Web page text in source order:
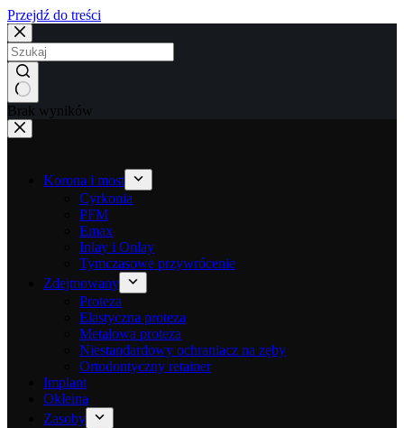
Przejdź do treści
Brak wyników
Korona i most
Cyrkonia
PFM
Emax
Inlay i Onlay
Tymczasowe przywrócenie
Zdejmowany
Proteza
Elastyczna proteza
Metalowa proteza
Niestandardowy ochraniacz na zęby
Ortodontyczny retainer
Implant
Okleina
Zasoby